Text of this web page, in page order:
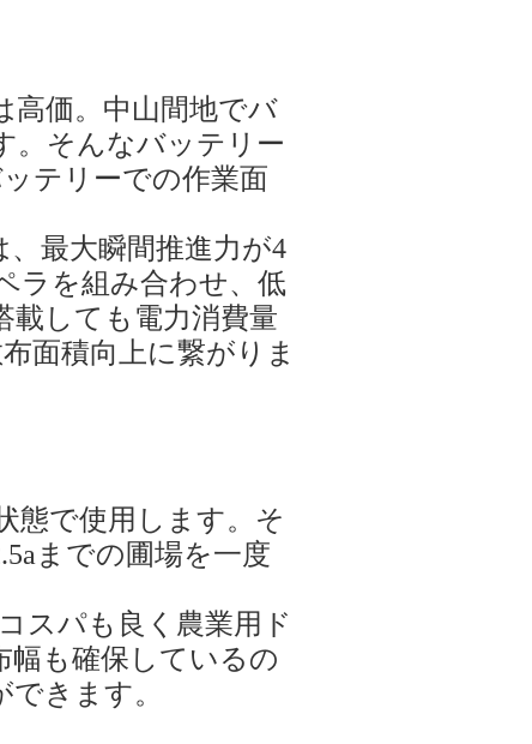
高価。中山間地でバ
。そんなバッテリー
テリーでの作業面
最大瞬間推進力が4
ラを組み合わせ、低
載しても電力消費量
面積向上に繋がりま
態で使用します。そ
までの圃場を一度
スパも良く農業用ド
幅も確保しているの
きます。